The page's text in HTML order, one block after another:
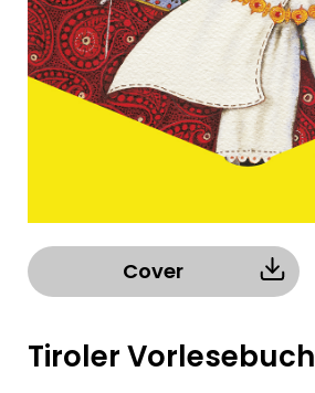
Cover
Tiroler Vorlesebuch